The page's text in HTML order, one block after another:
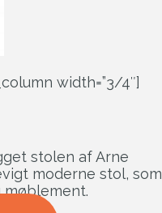
width=”3/4″]
stolen af Arne
moderne stol, som
møblement.